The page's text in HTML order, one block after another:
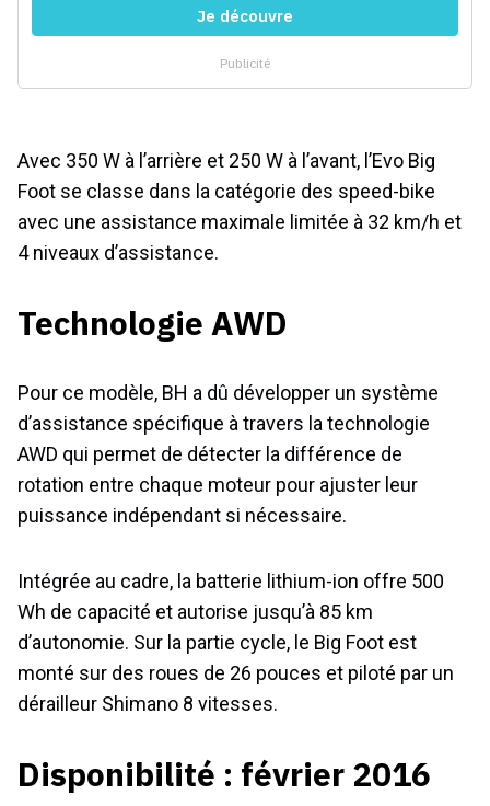
Avec 350 W à l’arrière et 250 W à l’avant, l’Evo Big
Foot se classe dans la catégorie des speed-bike
avec une assistance maximale limitée à 32 km/h et
4 niveaux d’assistance.
Technologie AWD
Pour ce modèle, BH a dû développer un système
d’assistance spécifique à travers la technologie
AWD qui permet de détecter la différence de
rotation entre chaque moteur pour ajuster leur
puissance indépendant si nécessaire.
Intégrée au cadre, la batterie lithium-ion offre 500
Wh de capacité et autorise jusqu’à 85 km
d’autonomie. Sur la partie cycle, le Big Foot est
monté sur des roues de 26 pouces et piloté par un
dérailleur Shimano 8 vitesses.
Disponibilité : février 2016